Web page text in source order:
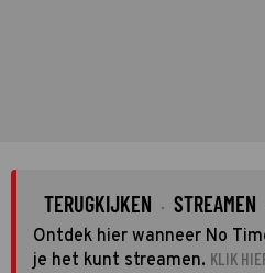
TERUGKIJKEN · STREAMEN
Ontdek hier wanneer No
je het kunt streamen. KLIK